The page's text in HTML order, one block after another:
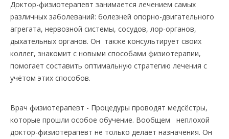
Доктор-физиотерапевт занимается лечением самых
различных заболеваний: болезней опорно-двигательного
агрегата, нервозной системы, сосудов, лор-органов,
дыхательных органов. Он также консультирует своих
коллег, знакомит с новыми способами физиотерапии,
помогает составить оптимальную стратегию лечения с
учётом этих способов.
Врач физиотерапевт - Процедуры проводят медсёстры,
которые прошли особое обучение. Вообщем неплохой
доктор-физиотерапевт не только делает назначения. Он